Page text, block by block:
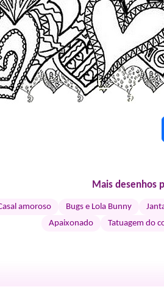
Mais desenhos
amoroso Bugs e Lola Bunny
Apaixonado
Tatuagem do